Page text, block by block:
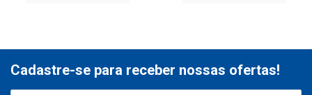
Cadastre-se para receber nossas ofertas!